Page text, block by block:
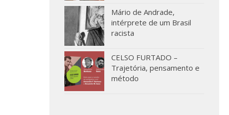
Mário de Andrade,
intérprete de um Brasil
racista
CELSO FURTADO –
Trajetória, pensamento e
método